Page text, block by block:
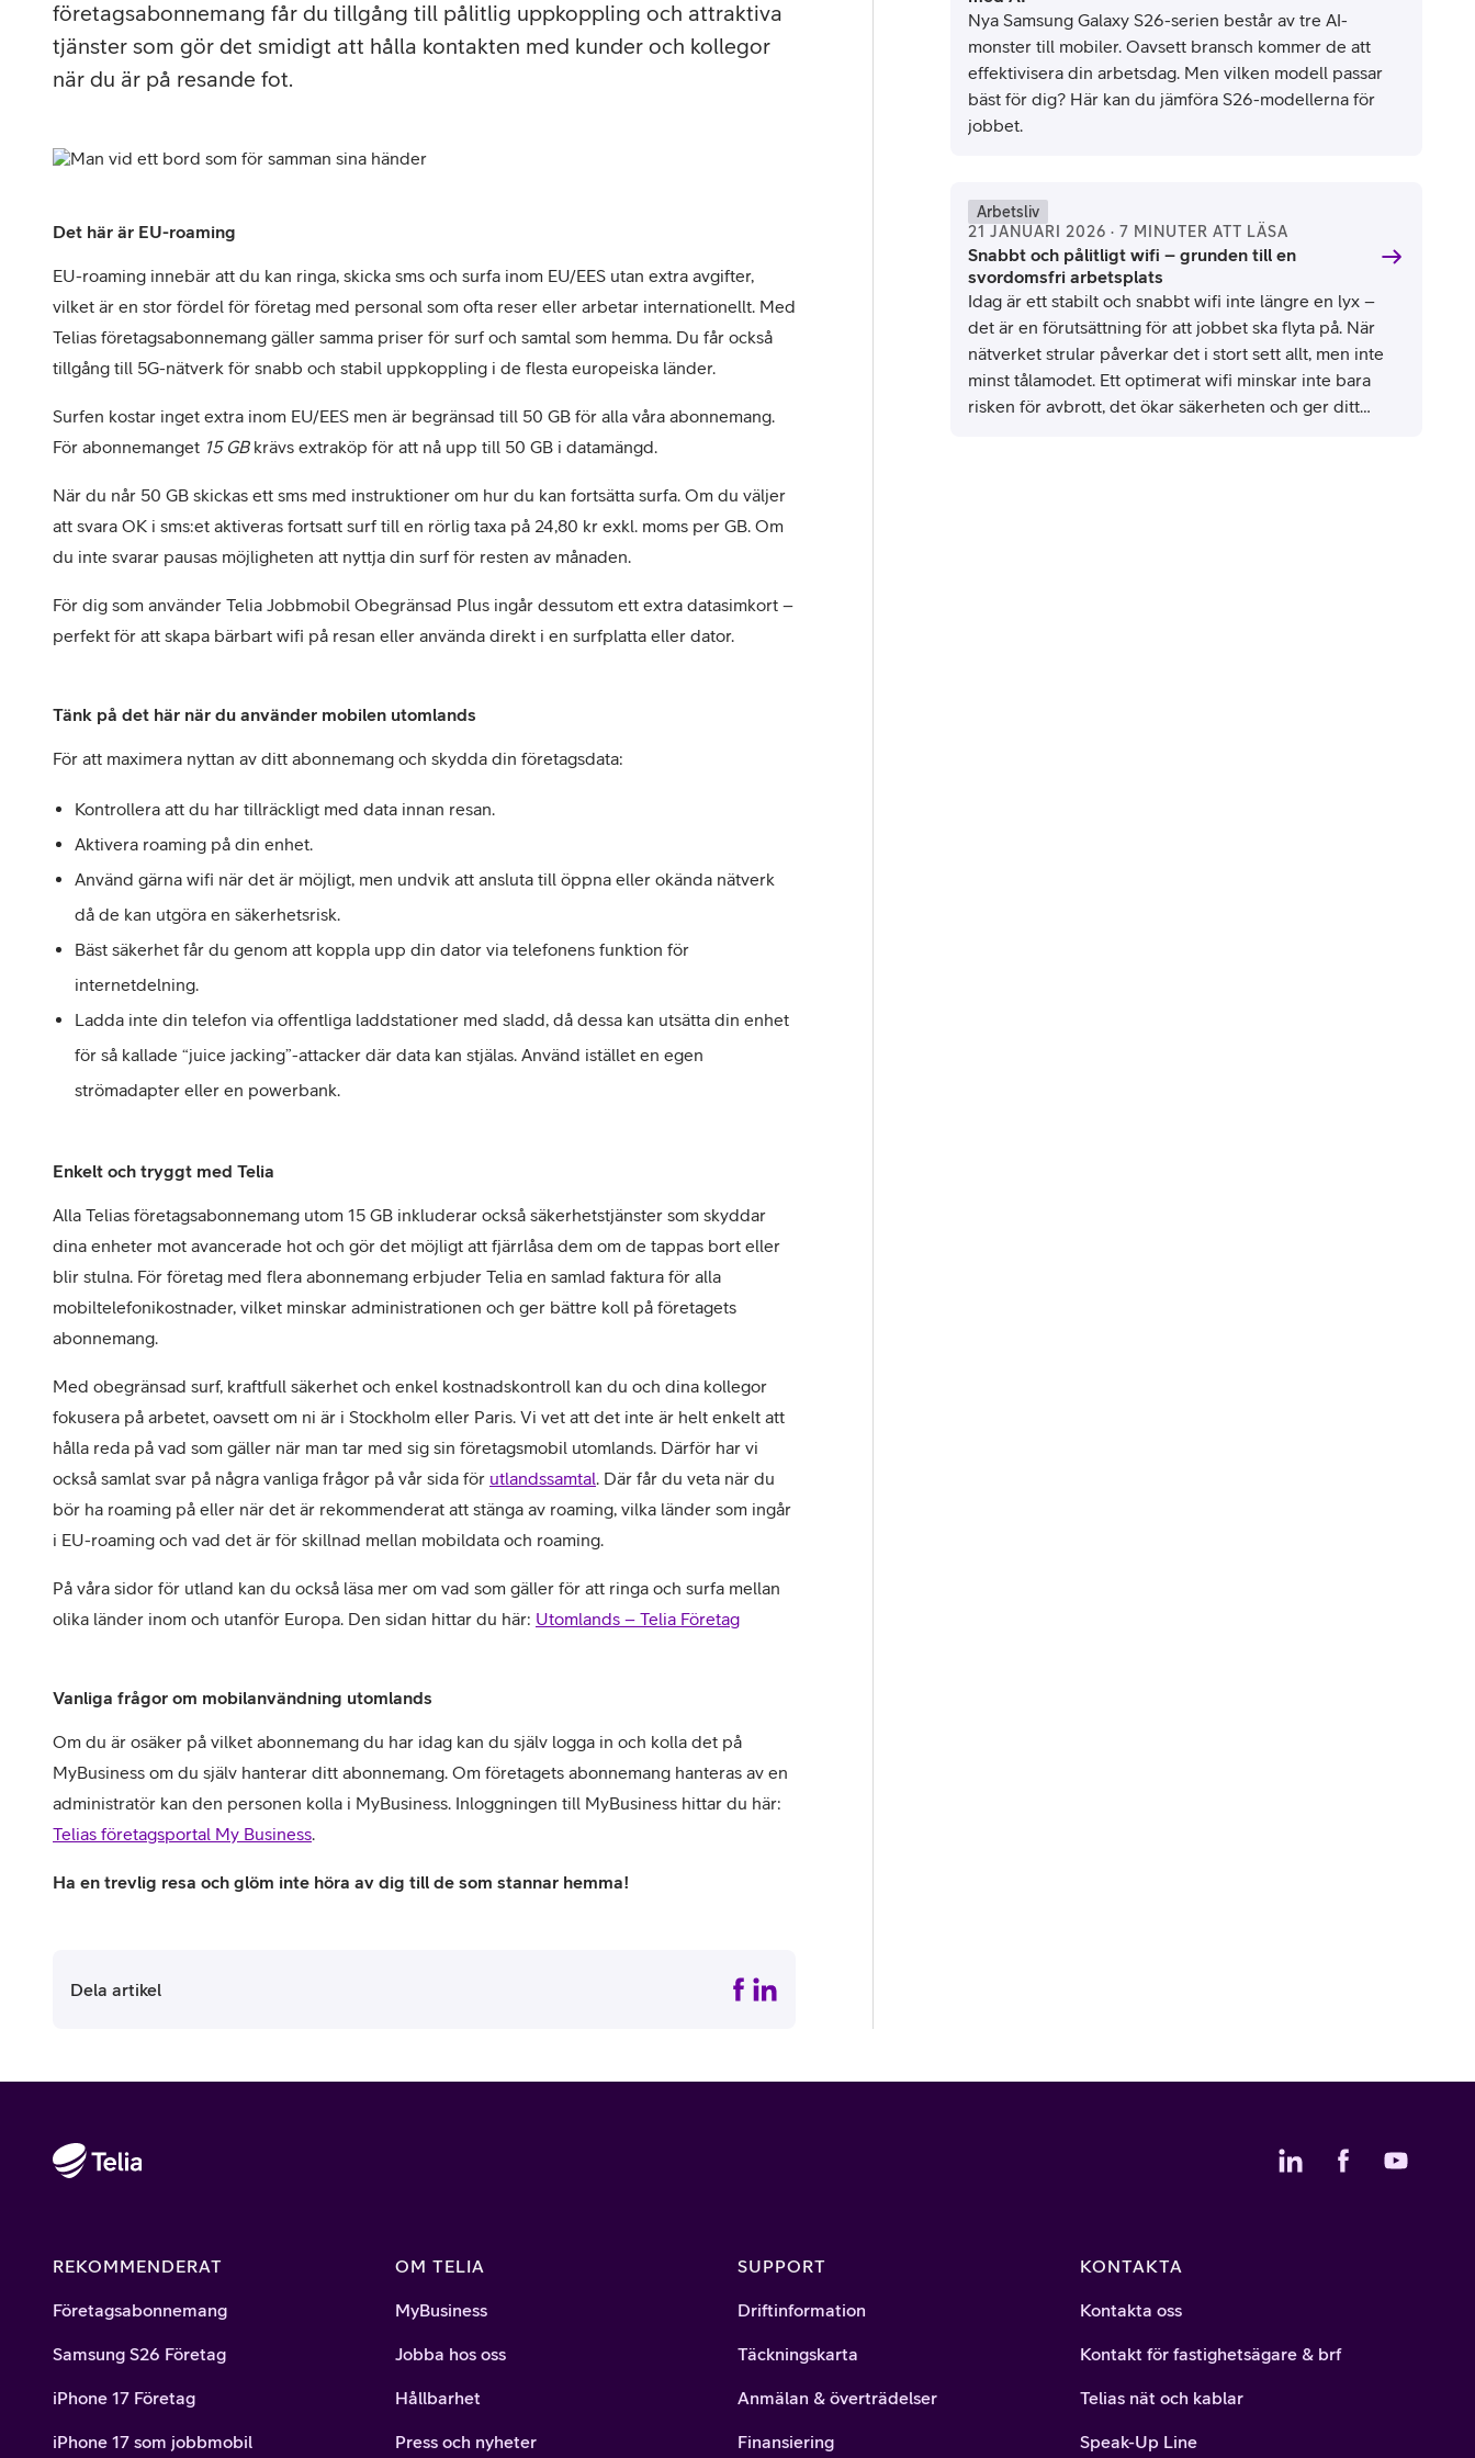
företagsabonnemang får du tillgång till pålitlig uppkoppling och attraktiva
tjänster som gör det smidigt att hålla kontakten med kunder och kollegor
när du är på resande fot.
Det här är EU-roaming
EU-roaming innebär att du kan ringa, skicka sms och surfa inom EU/EES utan extra avgifter,
vilket är en stor fördel för företag med personal som ofta reser eller arbetar internationellt. Med
Telias företagsabonnemang gäller samma priser för surf och samtal som hemma. Du får också
tillgång till 5G-nätverk för snabb och stabil uppkoppling i de flesta europeiska länder.
Surfen kostar inget extra inom EU/EES men är begränsad till 50 GB för alla våra abonnemang.
För abonnemanget 15 GBkrävs extraköp för att nå upp till 50 GB i datamängd.
När du når 50 GB skickas ett sms med instruktioner om hur du kan fortsätta surfa. Om du väljer
att svara OK i sms:et aktiveras fortsatt surf till en rörlig taxa på 24,80 kr exkl. moms per GB. Om
du inte svarar pausas möjligheten att nyttja din surf för resten av månaden.
För dig som använder Telia Jobbmobil Obegränsad Plus ingår dessutom ett extra datasimkort –
perfekt för att skapa bärbart wifi på resan eller använda direkt i en surfplatta eller dator.
Tänk på det här när du använder mobilen utomlands
För att maximera nyttan av ditt abonnemang och skydda din företagsdata:
Kontrollera att du har tillräckligt med data innan resan.
Aktivera roaming på din enhet.
Använd gärna wifi när det är möjligt, men undvik att ansluta till öppna eller okända nätverk
då de kan utgöra en säkerhetsrisk.
Bäst säkerhet får du genom att koppla upp din dator via telefonens funktion för
internetdelning.
Ladda inte din telefon via offentliga laddstationer med sladd, då dessa kan utsätta din enhet
för så kallade “juice jacking”-attacker där data kan stjälas. Använd istället en egen
strömadapter eller en powerbank.
Enkelt och tryggt med Telia
Alla Telias företagsabonnemang utom 15 GB inkluderar också säkerhetstjänster som skyddar
dina enheter mot avancerade hot och gör det möjligt att fjärrlåsa dem om de tappas bort eller
blir stulna. För företag med flera abonnemang erbjuder Telia en samlad faktura för alla
mobiltelefonikostnader, vilket minskar administrationen och ger bättre koll på företagets
abonnemang.
Med obegränsad surf, kraftfull säkerhet och enkel kostnadskontroll kan du och dina kollegor
fokusera på arbetet, oavsett om ni är i Stockholm eller Paris. Vi vet att det inte är helt enkelt att
hålla reda på vad som gäller när man tar med sig sin företagsmobil utomlands. Därför har vi
också samlat svar på några vanliga frågor på vår sida för utlandssamtal. Där får du veta när du
bör ha roaming på eller när det är rekommenderat att stänga av roaming, vilka länder som ingår
i EU-roaming och vad det är för skillnad mellan mobildata och roaming.
På våra sidor för utland kan du också läsa mer om vad som gäller för att ringa och surfa mellan
olika länder inom och utanför Europa. Den sidan hittar du här: Utomlands – Telia Företag
Vanliga frågor om mobilanvändning utomlands
Om du är osäker på vilket abonnemang du har idag kan du själv logga in och kolla det på
MyBusiness om du själv hanterar ditt abonnemang. Om företagets abonnemang hanteras av en
administratör kan den personen kolla i MyBusiness. Inloggningen till MyBusiness hittar du här:
Telias företagsportal My Business.
Ha en trevlig resa och glöm inte höra av dig till de som stannar hemma!
Dela artikel
Nya Samsung Galaxy S26-serien består av tre AI-
monster till mobiler. Oavsett bransch kommer de att
effektivisera din arbetsdag. Men vilken modell passar
bäst för dig? Här kan du jämföra S26-modellerna för
jobbet.
Arbetsliv
21 JANUARI 2026 · 7 MINUTER ATT LÄSA
Snabbt och pålitligt wifi – grunden till en
svordomsfri arbetsplats
Idag är ett stabilt och snabbt wifi inte längre en lyx –
det är en förutsättning för att jobbet ska flyta på. När
nätverket strular påverkar det i stort sett allt, men inte
minst tålamodet. Ett optimerat wifi minskar inte bara
risken för avbrott, det ökar säkerheten och ger ditt
REKOMMENDERAT
Företagsabonnemang
Samsung S26 Företag
iPhone 17 Företag
iPhone 17 som jobbmobil
OM TELIA
MyBusiness
Jobba hos oss
Hållbarhet
Press och nyheter
SUPPORT
Driftinformation
Täckningskarta
Anmälan & överträdelser
Finansiering
KONTAKTA
Kontakta oss
Kontakt för fastighetsägare & brf
Telias nät och kablar
Speak-Up Line